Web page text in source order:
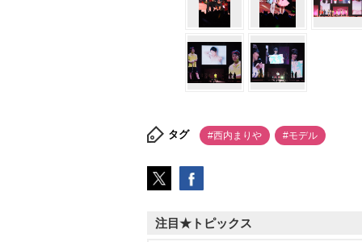
タグ #西内まり #モデル
注目★トピックス